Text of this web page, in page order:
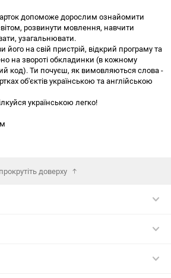
допоможе дорослим ознайомити
розвинути мовлення, навчити
узагальнювати.
його на свій пристрій, відкрий програму та
на звороті обкладинки (в кожному
код). Ти почуєш, як вимовляються слова -
об'єктів українською та англійською
українською легко!
прокрутіть доверху